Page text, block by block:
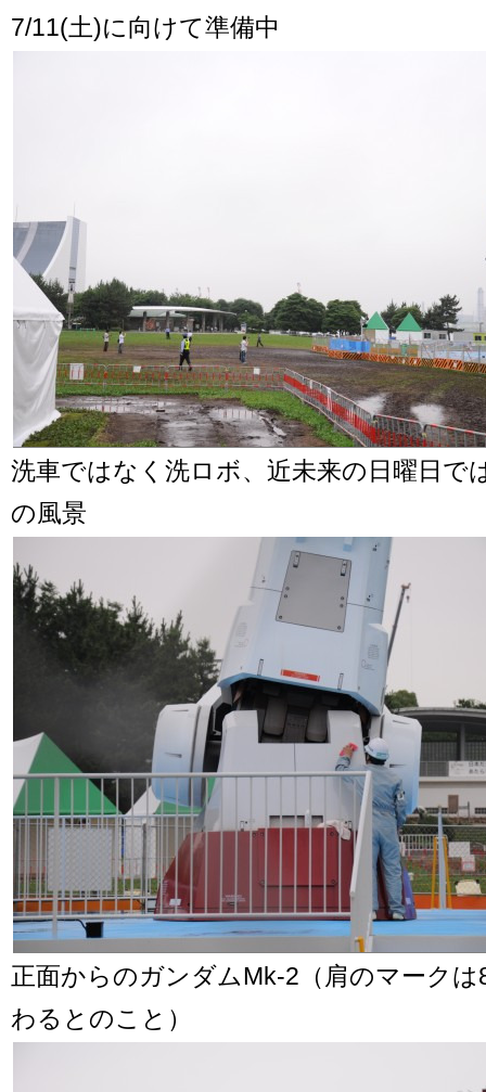
7/11(土)に向けて準備中
洗車ではなく洗ロボ、近未来の日曜日で
の風景
正面からのガンダムMk-2（肩のマークは
わるとのこと）